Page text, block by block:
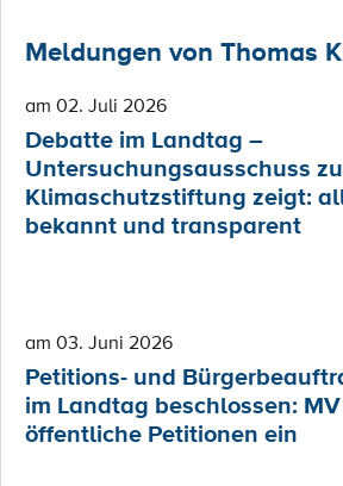
Meldungen von Thomas
am 02. Juli 2026
Debatte im Landtag –
Untersuchungsausschuss
Klimaschutzstiftung zeigt:
bekannt und transparent
am 03. Juni 2026
Petitions- und
im Landtag beschlossen:
öffentliche Petitionen ein